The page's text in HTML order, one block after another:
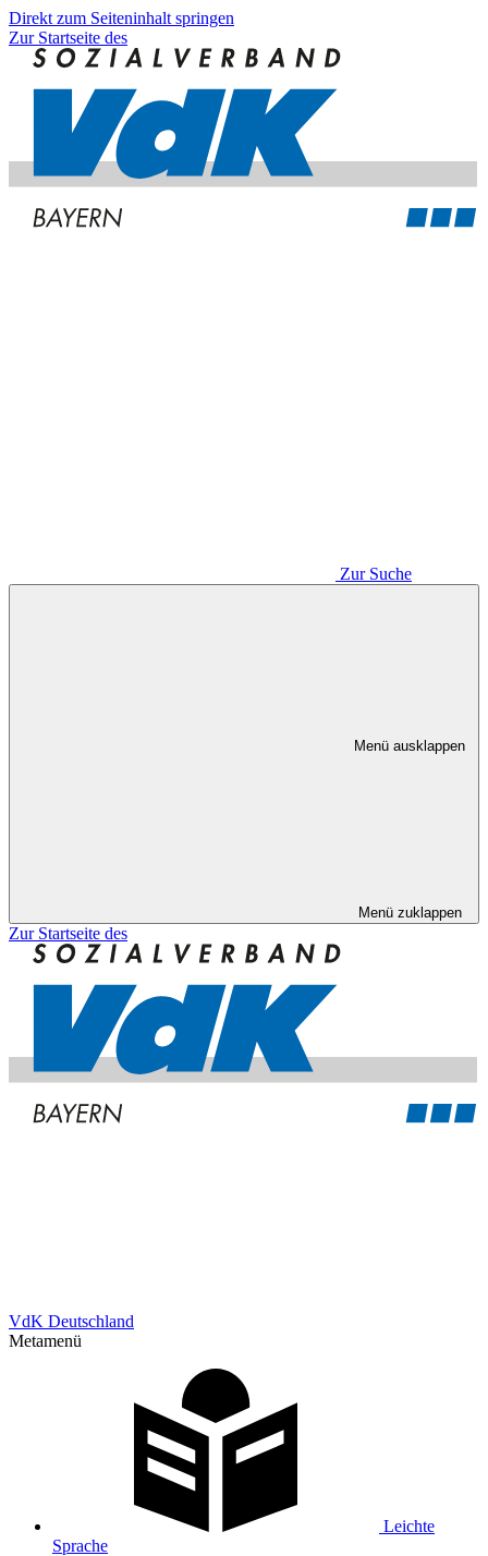
Direkt zum Seiteninhalt springen
Zur Startseite des
Zur Suche
Menü ausklappen
Menü zuklappen
Zur Startseite des
VdK Deutschland
Metamenü
Leichte
Sprache